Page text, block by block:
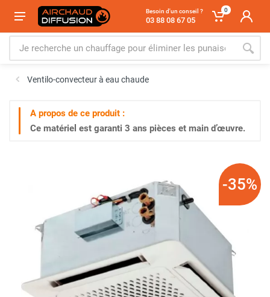
Besoin d'un conseil ?
03 88 08 67 05
0
Ventilo-convecteur à eau chaude
A propos de ce produit :
Ce matériel est garanti 3 ans pièces et main d’œuvre.
-35%